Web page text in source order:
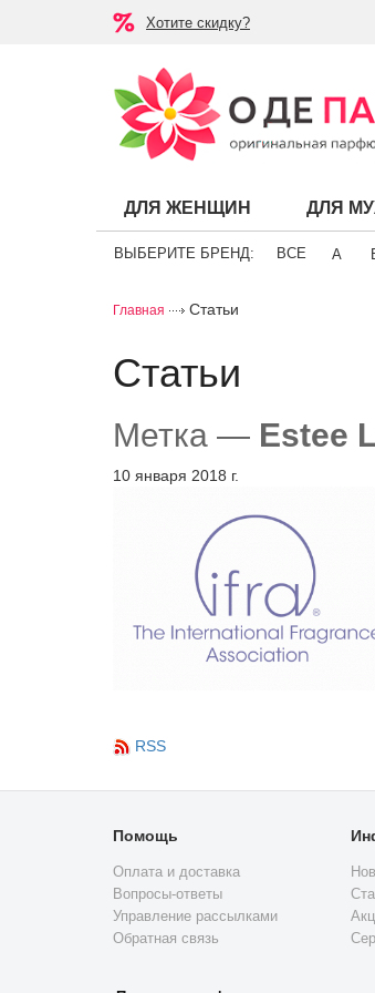
Хотите скидку?
ДЛЯ ЖЕНЩИН ДЛЯ
ВЫБЕРИТЕ БРЕНД: ВСЕ A
Главная Статьи
Статьи
Метка — Estee
10 января 2018 г.
RSS
Помощь
Оплата и доставка
Вопросы-ответы
Управление рассылками
Обратная связь